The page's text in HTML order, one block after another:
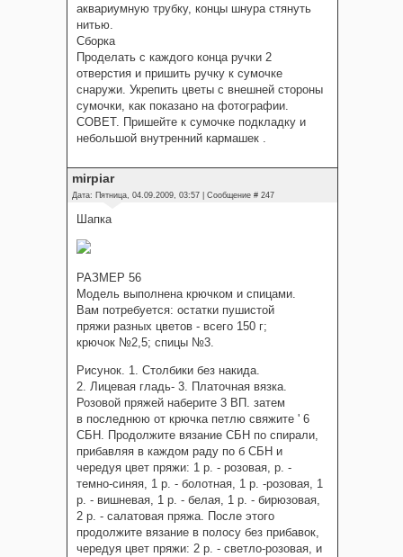
аквариумную трубку, концы шнура стянуть
нитью.
Сборка
Проделать с каждого конца ручки 2
отверстия и пришить ручку к сумочке
снаружи. Укрепить цветы с внешней стороны
сумочки, как показано на фотографии.
СОВЕТ. Пришейте к сумочке подкладку и
небольшой внутренний кармашек .
mirpiar
Дата: Пятница, 04.09.2009, 03:57 | Сообщение # 247
Шапка
РАЗМЕР 56
Модель выполнена крючком и спицами.
Вам потребуется: остатки пушистой
пряжи разных цветов - всего 150 г;
крючок №2,5; спицы №3.
Рисунок. 1. Столбики без накида.
2. Лицевая гладь- 3. Платочная вязка.
Розовой пряжей наберите 3 ВП. затем
в последнюю от крючка петлю свяжите ' 6
СБН. Продолжите вязание СБН по спирали,
прибавляя в каждом раду по б СБН и
чередуя цвет пряжи: 1 р. - розовая, р. -
темно-синяя, 1 р. - болотная, 1 р. -розовая, 1
р. - вишневая, 1 р. - белая, 1 р. - бирюзовая,
2 р. - салатовая пряжа. После этого
продолжите вязание в полосу без прибавок,
чередуя цвет пряжи: 2 р. - светло-розовая, и